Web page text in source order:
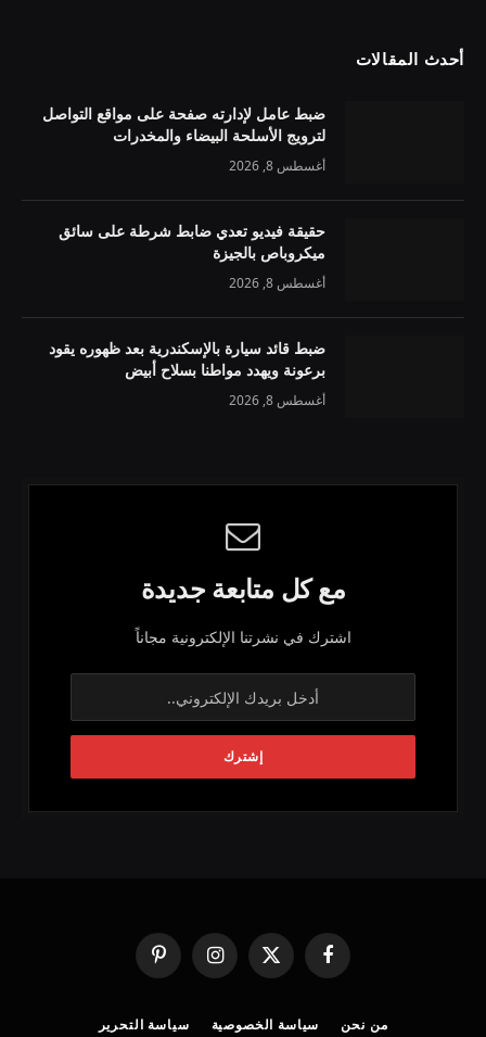
أحدث المقالات
ضبط عامل لإدارته صفحة على مواقع التواصل
لترويج الأسلحة البيضاء والمخدرات
أغسطس 8, 2026
حقيقة فيديو تعدي ضابط شرطة على سائق
ميكروباص بالجيزة
أغسطس 8, 2026
ضبط قائد سيارة بالإسكندرية بعد ظهوره يقود
برعونة ويهدد مواطنا بسلاح أبيض
أغسطس 8, 2026
مع كل متابعة جديدة
اشترك في نشرتنا الإلكترونية مجاناً
فيسبوك
X
(Twitter)
الانستغرامبينتيريست
من نحن سياسة الخصوصية سياسة التحرير